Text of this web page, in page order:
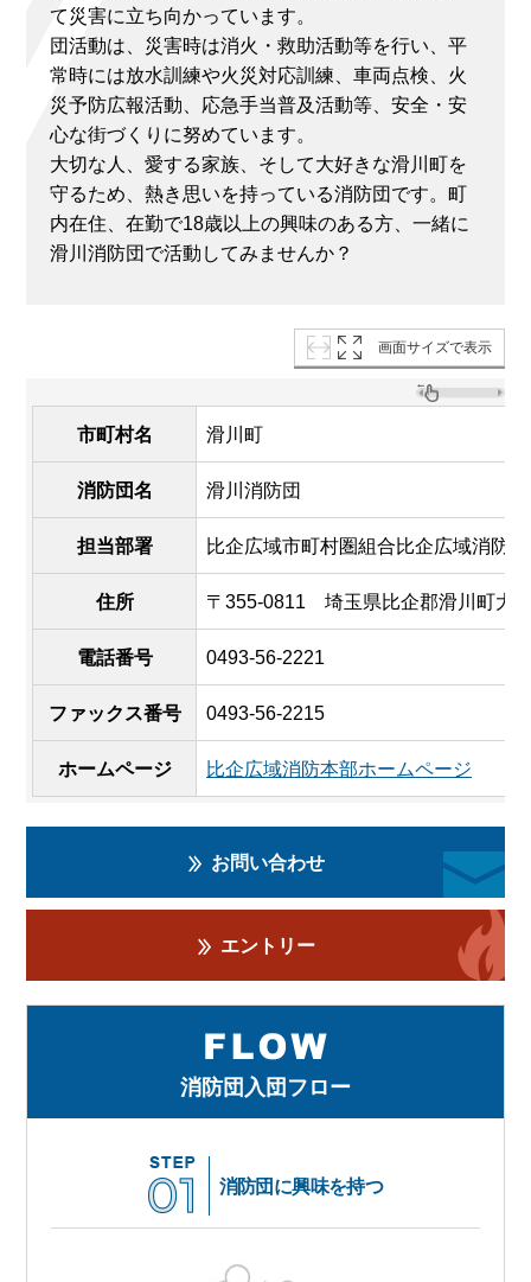
て災害に立ち向かっています。
団活動は、災害時は消火・救助活動等を行い、平
常時には放水訓練や火災対応訓練、車両点検、火
災予防広報活動、応急手当普及活動等、安全・安
心な街づくりに努めています。
大切な人、愛する家族、そして大好きな滑川町を
守るため、熱き思いを持っている消防団です。町
内在住、在勤で18歳以上の興味のある方、一緒に
滑川消防団で活動してみませんか？
画面サイズで表示
市町村名 滑川町
消防団名 滑川消防団
担当部署 比企広域市町村圏組合比企広域消防
住所 〒355-0811 埼玉県比企郡滑川町大
電話番号 0493-56-2221
ファックス番号 0493-56-2215
ホームページ 比企広域消防本部ホームページ
お問い合わせ
エントリー
消防団入団フロー
消防団に興味を持つ